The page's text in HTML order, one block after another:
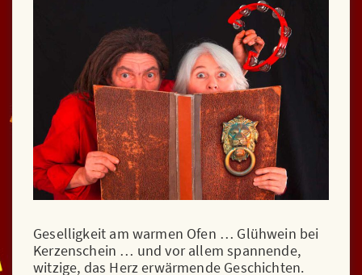
Die Loge
ChapiTALK
Kinder & Co.
FÖRDERN
KONTAKT
Kontakt
Anfahrt
Geselligkeit am warmen Ofen … Glühwein bei
Kerzenschein … und vor allem spannende,
witzige, das Herz erwärmende Geschichten.